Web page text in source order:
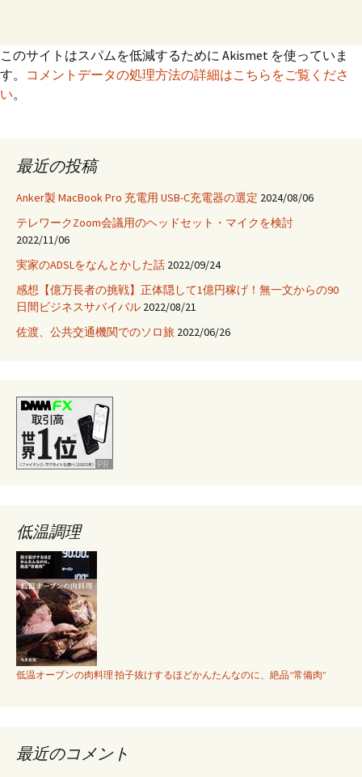
このサイトはスパムを低減するために Akismet を使っていま
す。 コメントデータの処理方法の詳細はこちらをご覧くださ
い。
最近の投稿
Anker製 MacBook Pro 充電用 USB-C充電器の選定 2024/08/06
テレワークZoom会議用のヘッドセット・マイクを検討
2022/11/06
実家のADSLをなんとかした話 2022/09/24
感想【億万長者の挑戦】正体隠して1億円稼げ！無一文からの90
日間ビジネスサバイバル 2022/08/21
佐渡、公共交通機関でのソロ旅 2022/06/26
低温調理
低温オーブンの肉料理 拍子抜けするほどかんたんなのに、絶品“常備肉”
最近のコメント